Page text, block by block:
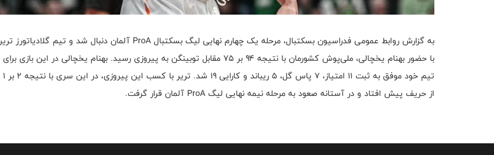
به گزارش روابط عمومی فدراسیون بسکتبال، مرحله یک چهارم نهایی لیگ بسکتبال ProA آلمان دنبال شد و تیم گلادیاتورز تریر
با حضور بهنام یخچالی، ملی‌پوش کشورمان با نتیجه ۹۴ بر ۷۵ مقابل توبینگن به پیروزی رسید. بهنام یخچالی در این بازی برای
تیم خود موفق به ثبت ۱۱ امتیاز، ۷ پاس گل، ۵ ریباند و کارایی ۱۹ شد. تریر با کسب این پیروزی، در این سری با نتیجه ۲ بر ۱
از حریف پیش افتاد و در آستانه صعود به مرحله نیمه نهایی لیگ ProA آلمان قرار گرفت.